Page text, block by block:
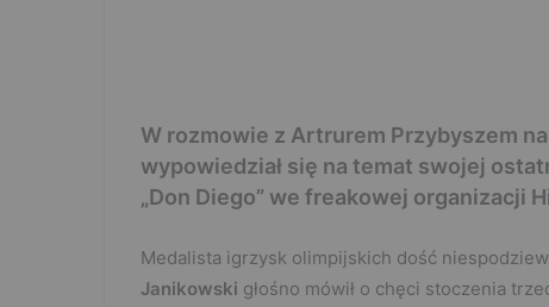
W rozmowie z Artrurem Przybyszem
wypowiedział się na temat swojej
„Don Diego” we freakowej organizacji
Medalista igrzysk olimpijskich dość
Janikowski głośno mówił o chęci stoczenia